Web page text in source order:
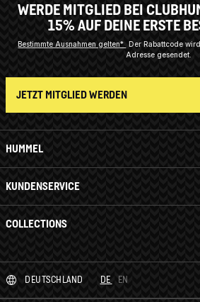
HUMMEL
KUNDENSERVICE
COLLECTIONS
WERDE MITGLIED BEI
15% AUF DEINE ERSTE
Bestimmte Ausnahmen gelten* Der Rabattcode
Adresse gesendet.
JETZT MITGLIED WERDEN
DEUTSCHLAND DE EN